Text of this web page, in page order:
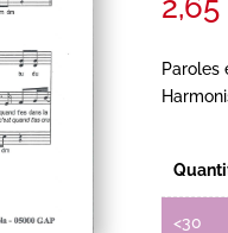
2,65
Paroles
<30